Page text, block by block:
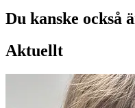
Du kanske också
Aktuellt